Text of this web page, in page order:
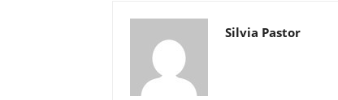
Silvia Pastor